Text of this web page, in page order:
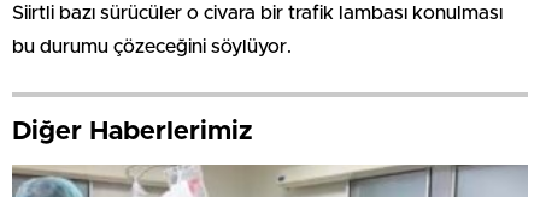
Siirtli bazı sürücüler o civara bir trafik lambası konulması
bu durumu çözeceğini söylüyor.
Diğer Haberlerimiz